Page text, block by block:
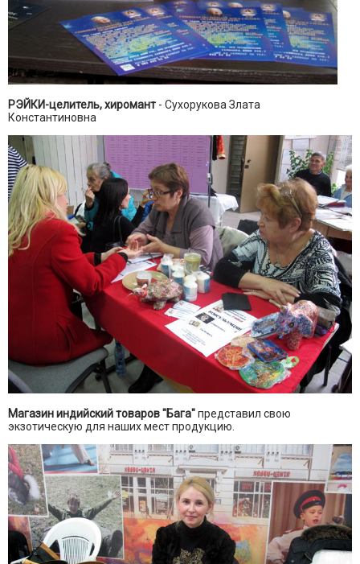
РЭЙКИ-целитель, хиромант - Сухорукова Злата
Константиновна
Магазин индийский товаров"Бага"представил свою
экзотическую для наших мест продукцию.